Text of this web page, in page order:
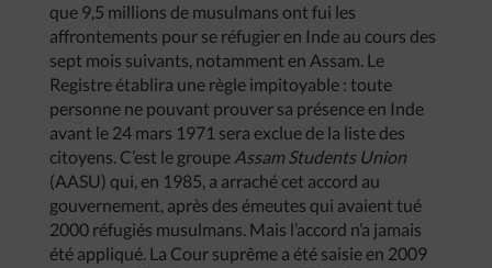
que 9,5 millions de musulmans ont fui les
affrontements pour se réfugier en Inde au cours des
sept mois suivants, notamment en Assam. Le
Registre établira une règle impitoyable : toute
personne ne pouvant prouver sa présence en Inde
avant le 24 mars 1971 sera exclue de la liste des
citoyens. C’est le groupe Assam Students Union
(AASU) qui, en 1985, a arraché cet accord au
gouvernement, après des émeutes qui avaient tué
2000 réfugiés musulmans. Mais l’accord n’a jamais
été appliqué. La Cour suprême a été saisie en 2009